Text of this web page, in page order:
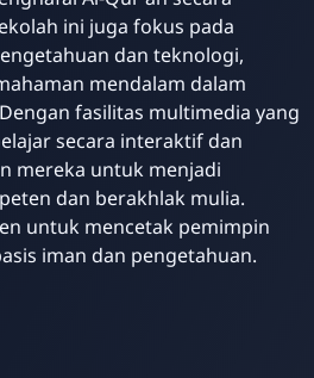
ini juga fokus pada
dan teknologi,
mendalam dalam
fasilitas multimedia yang
secara interaktif dan
mereka untuk menjadi
dan berakhlak mulia.
untuk mencetak pemimpin
iman dan pengetahuan.